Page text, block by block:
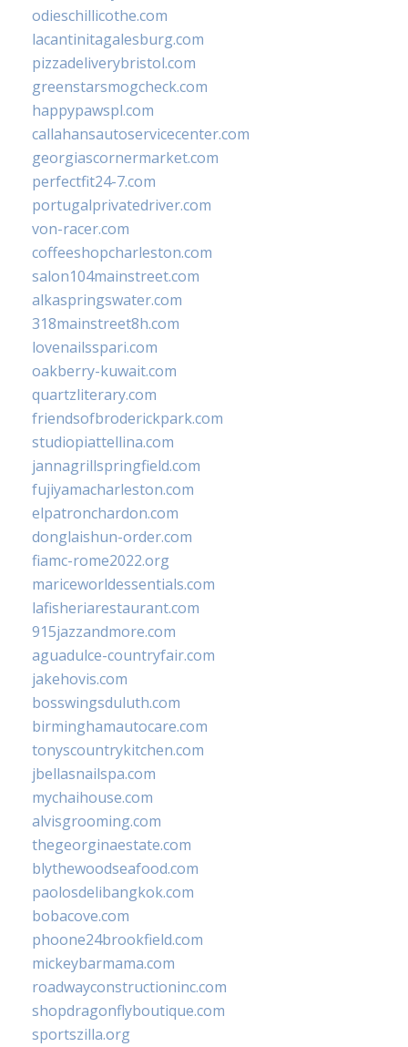
odieschillicothe.com
lacantinitagalesburg.com
pizzadeliverybristol.com
greenstarsmogcheck.com
happypawspl.com
callahansautoservicecenter.com
georgiascornermarket.com
perfectfit24-7.com
portugalprivatedriver.com
von-racer.com
coffeeshopcharleston.com
salon104mainstreet.com
alkaspringswater.com
318mainstreet8h.com
lovenailsspari.com
oakberry-kuwait.com
quartzliterary.com
friendsofbroderickpark.com
studiopiattellina.com
jannagrillspringfield.com
fujiyamacharleston.com
elpatronchardon.com
donglaishun-order.com
fiamc-rome2022.org
mariceworldessentials.com
lafisheriarestaurant.com
915jazzandmore.com
aguadulce-countryfair.com
jakehovis.com
bosswingsduluth.com
birminghamautocare.com
tonyscountrykitchen.com
jbellasnailspa.com
mychaihouse.com
alvisgrooming.com
thegeorginaestate.com
blythewoodseafood.com
paolosdelibangkok.com
bobacove.com
phoone24brookfield.com
mickeybarmama.com
roadwayconstructioninc.com
shopdragonflyboutique.com
sportszilla.org